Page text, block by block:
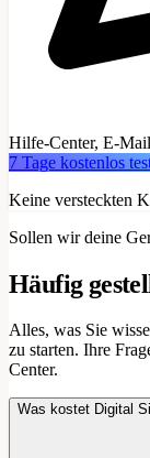
Hilfe-Center, E-
7 Tage kostenlos
Keine versteckten
Sollen wir deine
Häufig
Alles, was Sie
zu starten. Ihre
Center.
Was kostet Digital